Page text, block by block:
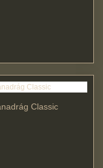
Classic